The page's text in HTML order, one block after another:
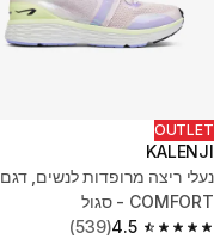
OUTLET
KALENJI
נעלי ריצה מרופדות לנשים, דגם
COMFORT - סגול
4.5
4.5 out of 5 stars from 539 reviews
(539)